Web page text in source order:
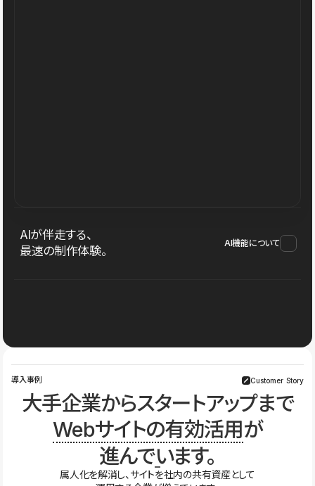
AIが伴走する、
最速の制作体験。
AI機能について
導入事例 Customer Story
大手企業からスタートアップまで
Webサイトの有効活用が
進んでいます。
属人化を解消し、サイトを社内の共有資産として